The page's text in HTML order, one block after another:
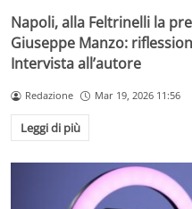
Napoli, alla Feltrinelli la
Giuseppe Manzo:
Intervista all’autore
Redazione Mar 19, 2026 11:56
Leggi di più